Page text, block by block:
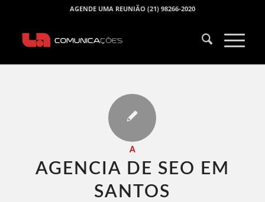
AGENDE UMA REUNIÃO (21) 98266-2020
A
AGENCIA DE SEO EM
SANTOS​